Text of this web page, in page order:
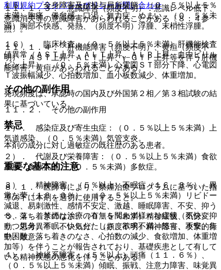
１５）． 全身障害及び投与局所様態：（０．５％以上５％
未満）胸痛、倦怠感、口渇、無力症、めまい、（０．５％未
満）胸部不快感、発熱、（頻度不明）浮腫、末梢性浮腫。
１６）． 臨床検査：（０．５％以上５％未満）肝機能検査
値異常（ＡＳＴ上昇、ＡＬＴ上昇、ＡＬＰ上昇、血中ビリル
ビン上昇）、（０．５％未満）心電図ＳＴ部分下降、心電図
Ｔ波振幅減少、心拍数増加、血小板数減少、体重増加。
発現頻度は、承認時の国内及び外国第２相／第３相試験の結
果に基づいている。
禁忌
本剤の成分に対し過敏症の既往歴のある患者。
重要な基本的注意
８．１． 医師等により、禁煙治療プログラムに基づいた指
導の下に本剤を適切に使用すること。
８．２． 禁煙は治療の有無を問わず様々な症状（不快、抑
うつ気分、不眠、いらだたしさ、欲求不満、怒り、不安、集
中困難、落ち着きのなさ、心拍数の減少、食欲増加、体重増
加等）を伴うことが報告されており、基礎疾患として有して
いる精神疾患の悪化を伴うことがある。
１１．１．３． 意識障害（頻度不明）：意識レベル低下、
意識消失等の意識障害があらわれることがある〔８．４参
照〕。
１１．１．４． 肝機能障害（頻度不明）、黄疸（頻度不
明）：ＡＳＴ上昇、ＡＬＴ上昇、γ−ＧＴＰ上昇等を伴う肝機
能障害、黄疸があらわれることがある。
その他の副作用
１１．２． その他の副作用
１）． 感染症及び寄生虫症：（０．５％以上５％未満）上
気道感染、（０．５％未満）気管支炎。
２）． 代謝及び栄養障害：（０．５％以上５％未満）食欲
不振、食欲亢進、（０．５％未満）多飲症。
３）． 精神障害：（５％以上）不眠症（１６．３％）、異
常な夢（１３．０％）、（０．５％以上５％未満）リビドー
減退、易刺激性、感情不安定、激越、睡眠障害、不安、抑う
つ、落ち着きのなさ、（０．５％未満）精神緩慢、気分変
動、思考異常、不快気分、（頻度不明）精神障害、攻撃的行
動、敵意。
４）． 神経系障害：（５％以上）頭痛（１１．６％）、
（０．５％以上５％未満）傾眠、振戦、注意力障害、味覚異
利用規約プライバシーポリシーお問い合わせ